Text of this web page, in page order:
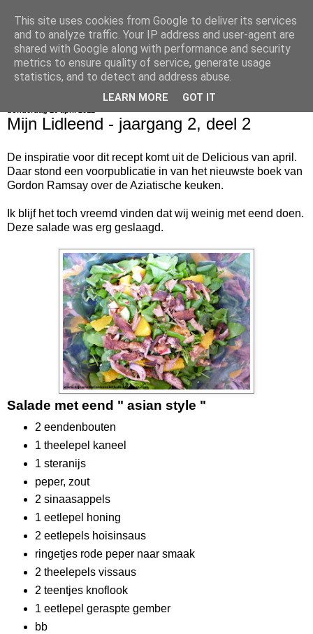
bijna net zo lekker als thuis
Mijn Lidleend - jaargang 2, deel 2
De inspiratie voor dit recept komt uit de Delicious van april.
Daar stond een voorpublicatie in van het nieuwste boek van
Gordon Ramsay over de Aziatische keuken.
Ik blijf het toch vreemd vinden dat wij weinig met eend doen.
Deze salade was erg geslaagd.
Salade met eend " asian style "
2 eendenbouten
1 theelepel kaneel
1 steranijs
peper, zout
2 sinaasappels
1 eetlepel honing
2 eetlepels hoisinsaus
ringetjes rode peper naar smaak
2 theelepels vissaus
2 teentjes knoflook
1 eetlepel geraspte gember
bb
This site uses cookies from Google to deliver its services
and to analyze traffic. Your IP address and user-agent are
shared with Google along with performance and security
metrics to ensure quality of service, generate usage
statistics, and to detect and address abuse.
LEARN MORE GOT IT